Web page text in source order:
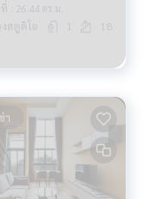
: 26.44 ตร.ม.
สตูดิโอ 18
า